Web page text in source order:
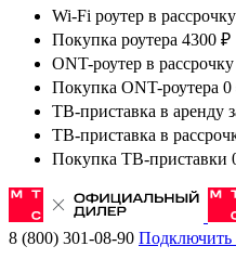
Wi-Fi роутер в
Покупка роутера 4300 ₽
ONT-роутер в рассрочку
Покупка ONT-роутера 0
ТВ-приставка в аренду
ТВ-приставка в
Покупка ТВ-приставки
8 (800) 301-08-90